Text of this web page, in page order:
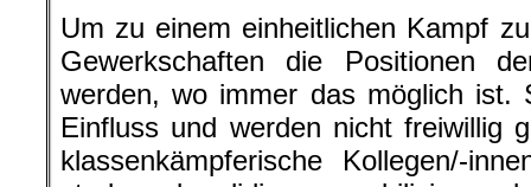
Um zu einem einheitlichen Kampf
Gewerkschaften die Positionen
werden, wo immer das möglich ist.
Einfluss und werden nicht freiwillig
klassenkämpferische Kollegen/-